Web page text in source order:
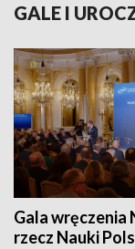
GALE I
Gala wręczenia
rzecz Nauki